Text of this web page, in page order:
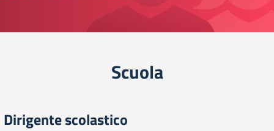
Scuola
Dirigente scolastico